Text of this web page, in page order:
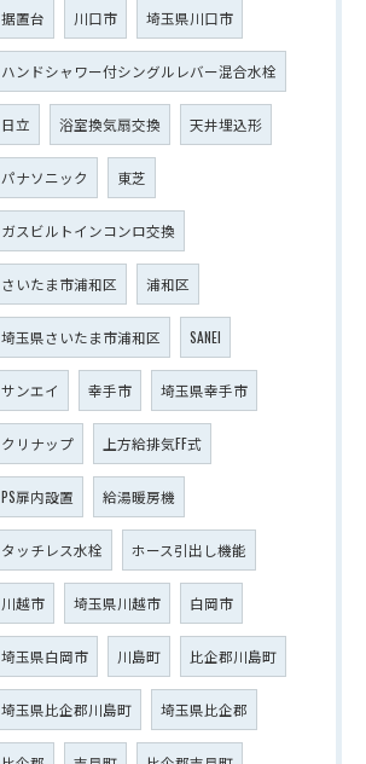
据置台 川口市 埼玉県川口市
ハンドシャワー付シングルレバー混合水栓
日立 浴室換気扇交換 天井埋込形
パナソニック 東芝
ガスビルトインコンロ交換
さいたま市浦和区 浦和区
埼玉県さいたま市浦和区 SANEI
サンエイ 幸手市 埼玉県幸手市
クリナップ 上方給排気FF式
PS扉内設置 給湯暖房機
タッチレス水栓 ホース引出し機能
川越市 埼玉県川越市 白岡市
埼玉県白岡市 川島町 比企郡川島町
埼玉県比企郡川島町 埼玉県比企郡